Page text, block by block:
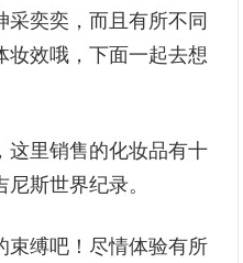
奕奕，而且有所不同
妆效哦，下面一起去想
这里销售的化妆品有十
斯世界纪录。
束缚吧！尽情体验有所